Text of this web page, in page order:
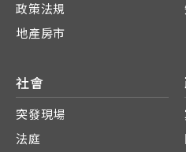
政策法規
地產房市
社會
突發現場
法庭